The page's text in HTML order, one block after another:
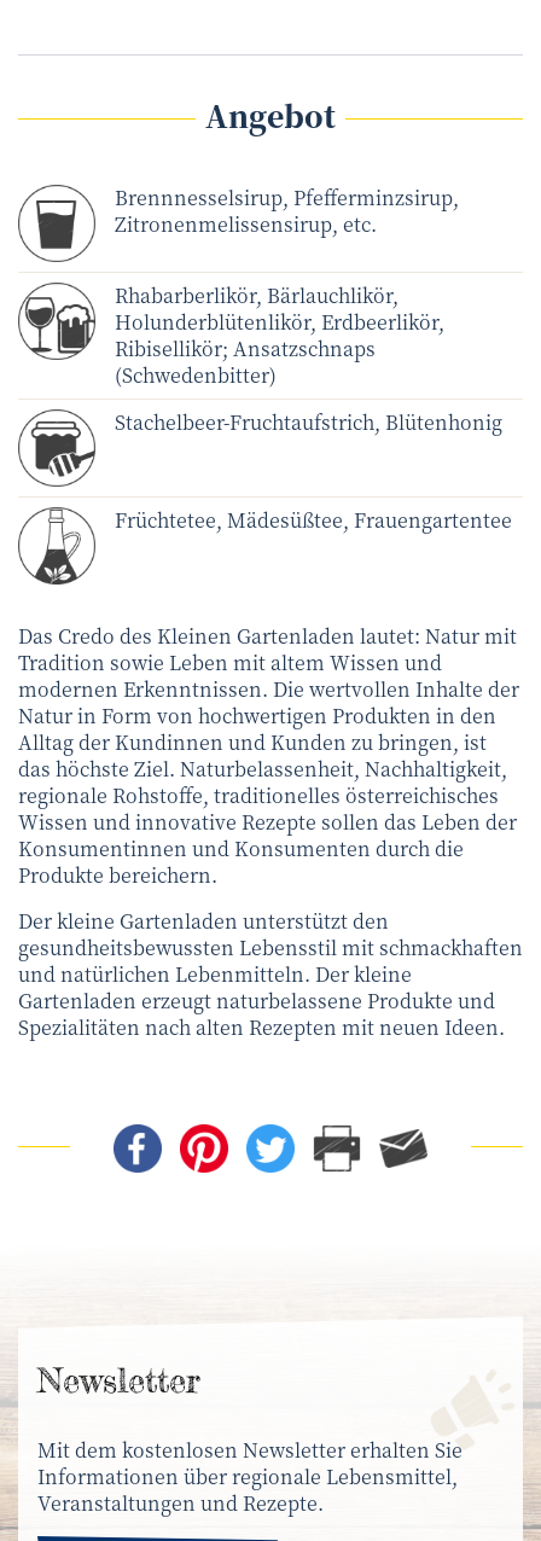
Angebot
Brennnesselsirup, Pfefferminzsirup,
Zitronenmelissensirup, etc.
Rhabarberlikör, Bärlauchlikör,
Holunderblütenlikör, Erdbeerlikör,
Ribisellikör; Ansatzschnaps
(Schwedenbitter)
Stachelbeer-Fruchtaufstrich, Blütenhonig
Früchtetee, Mädesüßtee, Frauengartentee
Das Credo des Kleinen Gartenladen lautet: Natur mit
Tradition sowie Leben mit altem Wissen und
modernen Erkenntnissen. Die wertvollen Inhalte der
Natur in Form von hochwertigen Produkten in den
Alltag der Kundinnen und Kunden zu bringen, ist
das höchste Ziel. Naturbelassenheit, Nachhaltigkeit,
regionale Rohstoffe, traditionelles österreichisches
Wissen und innovative Rezepte sollen das Leben der
Konsumentinnen und Konsumenten durch die
Produkte bereichern.
Der kleine Gartenladen unterstützt den
gesundheitsbewussten Lebensstil mit schmackhaften
und natürlichen Lebenmitteln. Der kleine
Gartenladen erzeugt naturbelassene Produkte und
Spezialitäten nach alten Rezepten mit neuen Ideen.
News­letter
Mit dem kostenlosen Newsletter erhalten Sie
Informationen über regionale Lebensmittel,
Veranstaltungen und Rezepte.